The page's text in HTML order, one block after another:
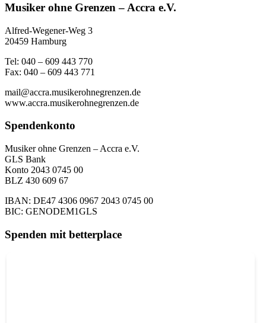
Musiker ohne Grenzen – Accra e.V.
Alfred-Wegener-Weg 3
20459 Hamburg
Tel: 040 – 609 443 770
Fax: 040 – 609 443 771
mail@accra.musikerohnegrenzen.de
www.accra.musikerohnegrenzen.de
Spendenkonto
Musiker ohne Grenzen – Accra e.V.
GLS Bank
Konto 2043 0745 00
BLZ 430 609 67
IBAN: DE47 4306 0967 2043 0745 00
BIC: GENODEM1GLS
Spenden mit betterplace